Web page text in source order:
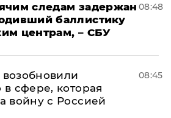
следам задержан
баллистику
центрам, – СБУ
08:48
в сфере, которая
войну с Россией
08:45